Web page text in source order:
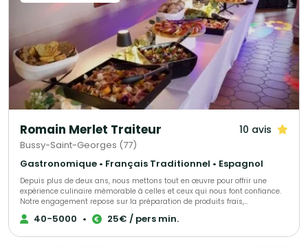
Romain Merlet Traiteur 10 avis
Bussy-Saint-Georges (77)
Gastronomique • Français Traditionnel • Espagnol
Depuis plus de deux ans, nous mettons tout en œuvre pour offrir une
expérience culinaire mémorable à celles et ceux qui nous font confiance.
Notre engagement repose sur la préparation de produits frais,
majoritairement sélectionnés auprès de producteurs locaux, afin de
garantir une qualité irréprochable. En tant que traiteur pour particuliers et
40-5000 • 25€ / pers min.